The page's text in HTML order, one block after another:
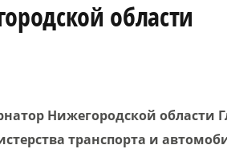
области
Нижегородской
транспорта и